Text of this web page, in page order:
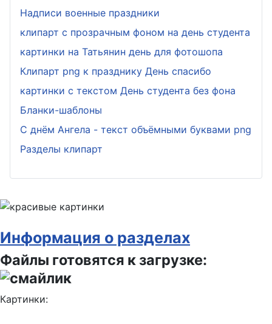
Надписи военные праздники
клипарт с прозрачным фоном на день студента
картинки на Татьянин день для фотошопа
Клипарт png к празднику День спасибо
картинки с текстом День студента без фона
Бланки-шаблоны
С днём Ангела - текст объёмными буквами png
Разделы клипарт
Информация о разделах
Файлы готовятся к загрузке:
Картинки: